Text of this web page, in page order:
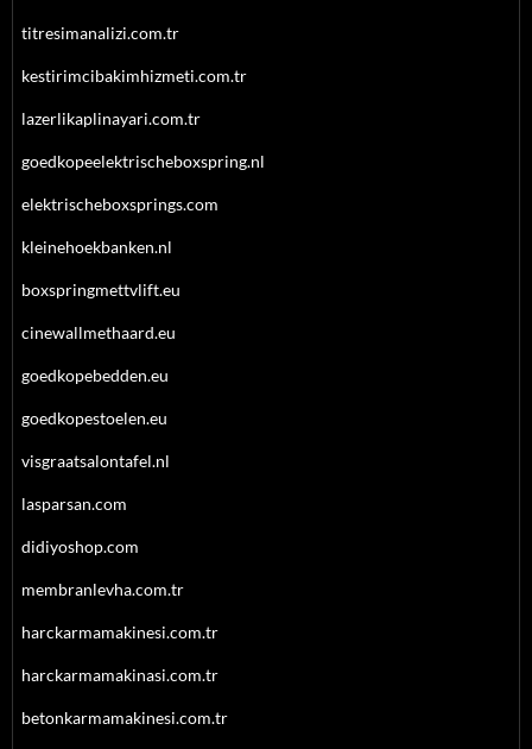
titresimanalizi.com.tr
kestirimcibakimhizmeti.com.tr
lazerlikaplinayari.com.tr
goedkopeelektrischeboxspring.nl
elektrischeboxsprings.com
kleinehoekbanken.nl
boxspringmettvlift.eu
cinewallmethaard.eu
goedkopebedden.eu
goedkopestoelen.eu
visgraatsalontafel.nl
lasparsan.com
didiyoshop.com
membranlevha.com.tr
harckarmamakinesi.com.tr
harckarmamakinasi.com.tr
betonkarmamakinesi.com.tr